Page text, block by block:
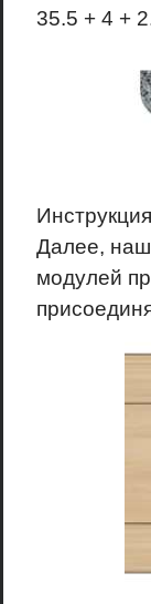
35.5 + 4 +
Далее, наш
модулей